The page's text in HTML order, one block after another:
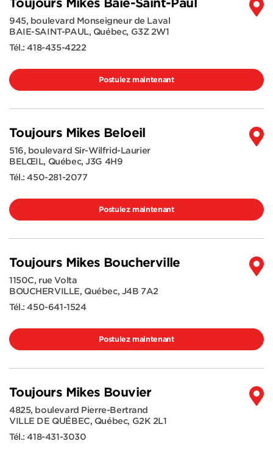
Toujours Mikes Baie-Saint-Paul
945, boulevard Monseigneur de Laval
BAIE-SAINT-PAUL, Québec, G3Z 2W1
Tél.:418-435-4222
Postulez maintenant
Toujours Mikes Beloeil
516, boulevard Sir-Wilfrid-Laurier
BELŒIL, Québec,J3G 4H9
Tél.:450-281-2077
Postulez maintenant
Toujours Mikes Boucherville
1150C, rue Volta
BOUCHERVILLE, Québec, J4B 7A2
Tél.:450-641-1524
Postulez maintenant
Toujours Mikes Bouvier
4825, boulevard Pierre-Bertrand
VILLE DE QUÉBEC, Québec, G2K 2L1
Tél.:418-431-3030